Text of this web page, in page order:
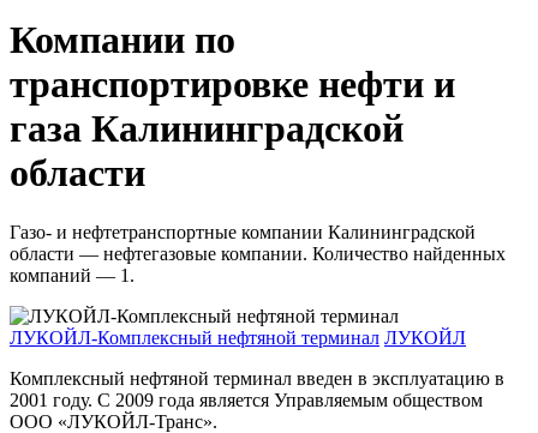
Компании по
транспортировке нефти и
газа Калининградской
области
Газо- и нефтетранспортные компании Калининградской
области — нефтегазовые компании. Количество найденных
компаний — 1.
ЛУКОЙЛ-Комплексный нефтяной терминал ЛУКОЙЛ
Комплексный нефтяной терминал введен в эксплуатацию в
2001 году. С 2009 года является Управляемым обществом
ООО «ЛУКОЙЛ-Транс».